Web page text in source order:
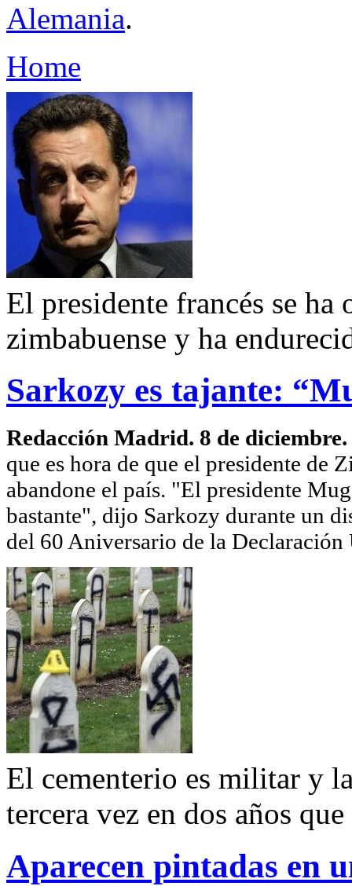
Alemania.
Home
El presidente francés se ha
zimbabuense y ha
Sarkozy es tajante:
Redacción Madrid. 8 de diciembre.
que es hora de que el presidente de
abandone el país. "El presidente
bastante", dijo Sarkozy durante un
del 60 Aniversario de la
El cementerio es militar y
tercera vez en dos años
Aparecen pintadas en